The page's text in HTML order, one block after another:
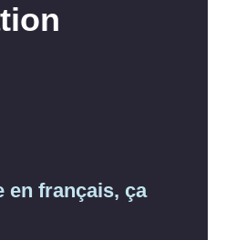
en français, ça